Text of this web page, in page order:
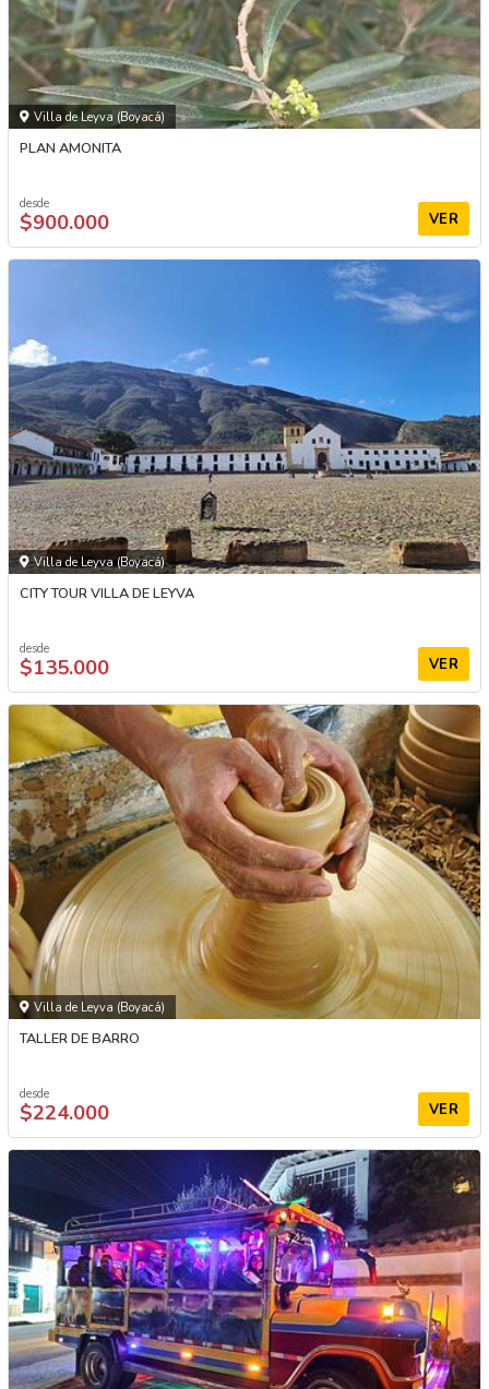
Villa de Leyva (Boyacá)
PLAN AMONITA
desde
$900.000 VER
Villa de Leyva (Boyacá)
CITY TOUR VILLA DE LEYVA
desde
$135.000 VER
Villa de Leyva (Boyacá)
TALLER DE BARRO
desde
$224.000 VER